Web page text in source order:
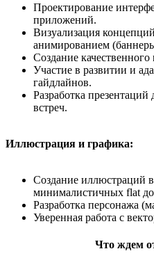
Проектирование
приложений.
Визуализация
анимированием
Создание качественного
Участие в развитии и
гайдлайнов.
Разработка
встреч.
Иллюстрация и графика:
Создание иллюстраций
минималистичных flat
Разработка персонажа
Уверенная работа с
Что ждем